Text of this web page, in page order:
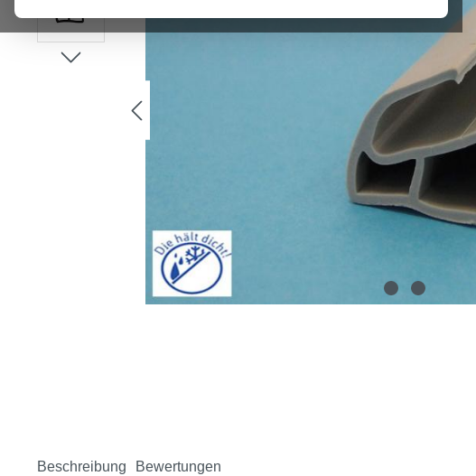
Beschreibung Bewertungen